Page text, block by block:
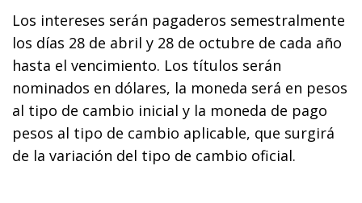
Los intereses serán pagaderos semestralmente
los días 28 de abril y 28 de octubre de cada año
hasta el vencimiento. Los títulos serán
nominados en dólares, la moneda será en pesos
al tipo de cambio inicial y la moneda de pago
pesos al tipo de cambio aplicable, que surgirá
de la variación del tipo de cambio oficial.